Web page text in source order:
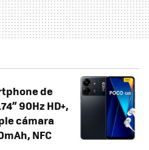
de
90Hz HD+,
cámara
NFC